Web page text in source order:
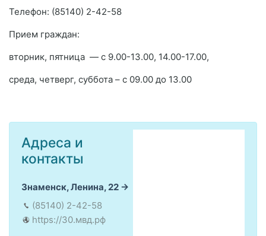
Телефон: (85140) 2-42-58
Прием граждан:
вторник, пятница — с 9.00-13.00, 14.00-17.00,
среда, четверг, суббота – с 09.00 до 13.00
Адреса и
контакты
Знаменск, Ленина, 22
(85140) 2-42-58
https://30.мвд.рф